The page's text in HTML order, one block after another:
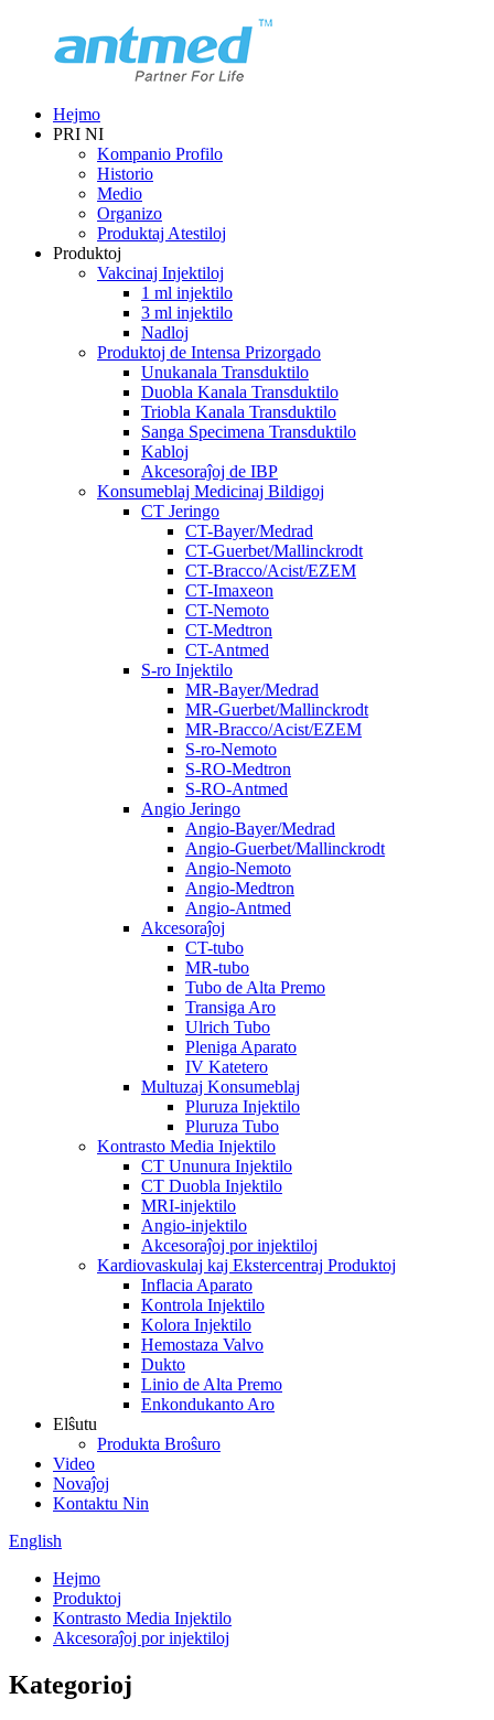
Hejmo
PRI NI
Kompanio Profilo
Historio
Medio
Organizo
Produktaj Atestiloj
Produktoj
Vakcinaj Injektiloj
1 ml injektilo
3 ml injektilo
Nadloj
Produktoj de Intensa Prizorgado
Unukanala Transduktilo
Duobla Kanala Transduktilo
Triobla Kanala Transduktilo
Sanga Specimena Transduktilo
Kabloj
Akcesoraĵoj de IBP
Konsumeblaj Medicinaj Bildigoj
CT Jeringo
CT-Bayer/Medrad
CT-Guerbet/Mallinckrodt
CT-Bracco/Acist/EZEM
CT-Imaxeon
CT-Nemoto
CT-Medtron
CT-Antmed
S-ro Injektilo
MR-Bayer/Medrad
MR-Guerbet/Mallinckrodt
MR-Bracco/Acist/EZEM
S-ro-Nemoto
S-RO-Medtron
S-RO-Antmed
Angio Jeringo
Angio-Bayer/Medrad
Angio-Guerbet/Mallinckrodt
Angio-Nemoto
Angio-Medtron
Angio-Antmed
Akcesoraĵoj
CT-tubo
MR-tubo
Tubo de Alta Premo
Transiga Aro
Ulrich Tubo
Pleniga Aparato
IV Katetero
Multuzaj Konsumeblaj
Pluruza Injektilo
Pluruza Tubo
Kontrasto Media Injektilo
CT Ununura Injektilo
CT Duobla Injektilo
MRI-injektilo
Angio-injektilo
Akcesoraĵoj por injektiloj
Kardiovaskulaj kaj Ekstercentraj Produktoj
Inflacia Aparato
Kontrola Injektilo
Kolora Injektilo
Hemostaza Valvo
Dukto
Linio de Alta Premo
Enkondukanto Aro
Elŝutu
Produkta Broŝuro
Video
Novaĵoj
Kontaktu Nin
English
Hejmo
Produktoj
Kontrasto Media Injektilo
Akcesoraĵoj por injektiloj
Kategorioj